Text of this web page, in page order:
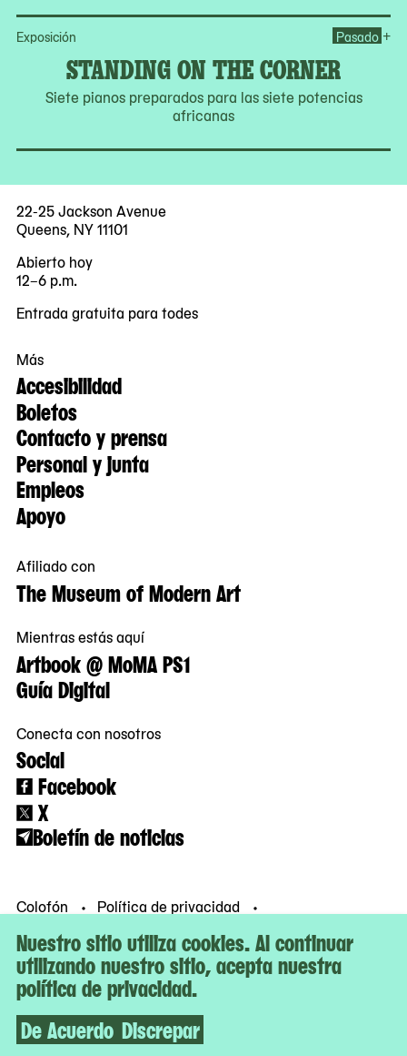
Exposición
STANDING ON THE CORNER
Siete pianos preparados para las siete potencias
africanas
Pasado +
Nuestro sitio utiliza cookies. Al continuar
utilizando nuestro sitio, acepta nuestra
política de privacidad.
De Acuerdo Discrepar
22-25 Jackson Avenue
Queens, NY 11101
Abierto hoy
12–6 p.m.
Entrada gratuita para todes
Más
Accesibilidad
Boletos
Contacto y prensa
Personal y junta
Empleos
Apoyo
Afiliado con
The Museum of Modern Art
Mientras estás aquí
Artbook @ MoMA PS1
Guía Digital
Conecta con nosotros
Social
Facebook
X
Boletín de noticias
Colofón
Política de privacidad